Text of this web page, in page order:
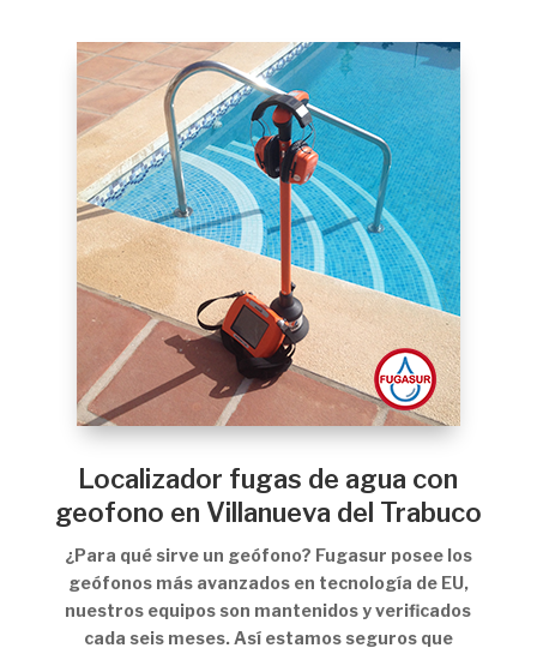
Localizador fugas de agua con
geofono en Villanueva del Trabuco
¿Para qué sirve un geófono? Fugasur posee los
geófonos más avanzados en tecnología de EU,
nuestros equipos son mantenidos y verificados
cada seis meses. Así estamos seguros que